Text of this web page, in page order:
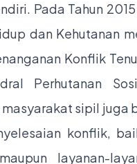
Pada Tahun
dan Kehutanan
Konflik
Perhutanan
sipil juga
konflik,
layanan-